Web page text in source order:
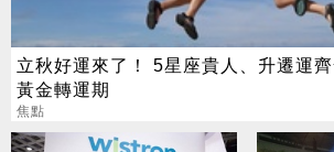
立秋好運來了！ 5星座貴人、升遷運
黃金轉運期
焦點